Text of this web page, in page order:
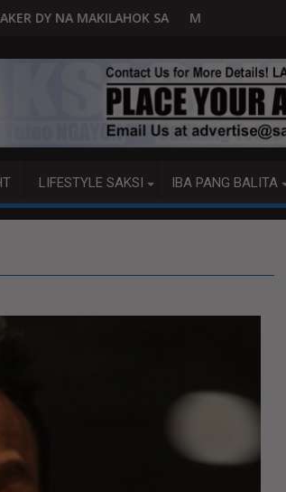
NG MGA BATAS
MALACAÑANG PINAAARAL NA SA DOJ ANG
LIFESTYLE SAKSI IBA PANG BALITA